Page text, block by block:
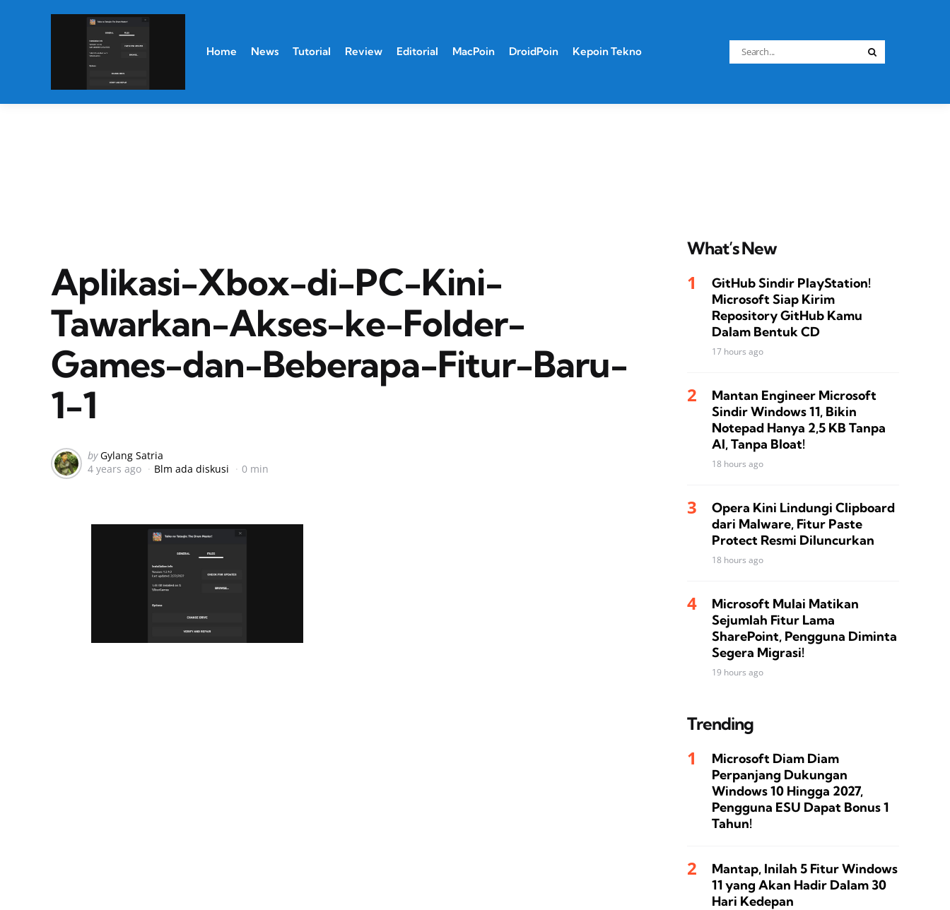
Home News Tutorial Review Editorial MacPoin DroidPoin Kepoin Tekno
Search
for:
Aplikasi-Xbox-di-PC-Kini-
Tawarkan-Akses-ke-Folder-
Games-dan-Beberapa-Fitur-Baru-
1-1
Posted
by
by Gylang Satria
4 years ago
Blm ada diskusi 0 min
What’s New
GitHub Sindir PlayStation!
Microsoft Siap Kirim
Repository GitHub Kamu
Dalam Bentuk CD
17 hours ago
Mantan Engineer Microsoft
Sindir Windows 11, Bikin
Notepad Hanya 2,5 KB Tanpa
AI, Tanpa Bloat!
18 hours ago
Opera Kini Lindungi Clipboard
dari Malware, Fitur Paste
Protect Resmi Diluncurkan
18 hours ago
Microsoft Mulai Matikan
Sejumlah Fitur Lama
SharePoint, Pengguna Diminta
Segera Migrasi!
19 hours ago
Trending
Microsoft Diam Diam
Perpanjang Dukungan
Windows 10 Hingga 2027,
Pengguna ESU Dapat Bonus 1
Tahun!
Mantap, Inilah 5 Fitur Windows
11 yang Akan Hadir Dalam 30
Hari Kedepan